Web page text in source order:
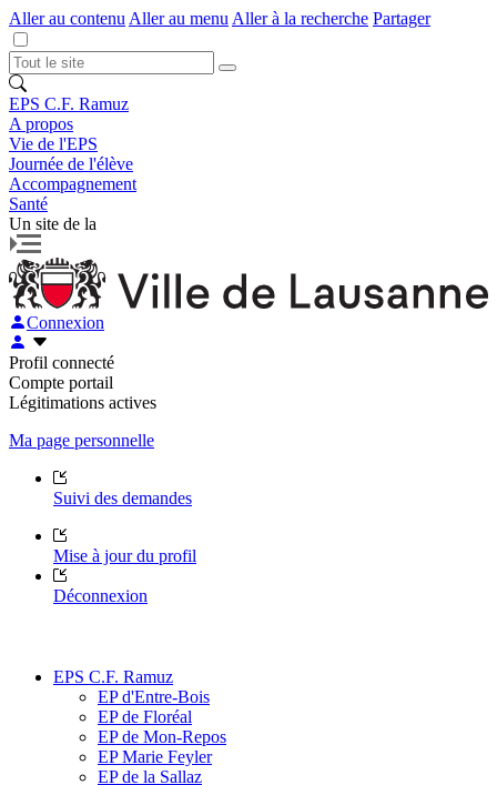
Aller au contenu Aller au menu Aller à la recherche Partager
EPS C.F. Ramuz
A propos
Vie de l'EPS
Journée de l'élève
Accompagnement
Santé
Un site de la
Connexion
Profil connecté
Compte portail
Légitimations actives
Ma page personnelle
Suivi des demandes
Mise à jour du profil
Déconnexion
EPS C.F. Ramuz
EP d'Entre-Bois
EP de Floréal
EP de Mon-Repos
EP Marie Feyler
EP de la Sallaz